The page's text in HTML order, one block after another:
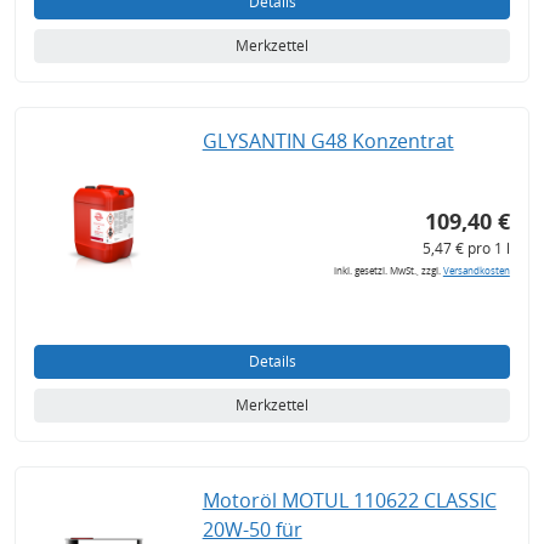
Merkzettel
GLYSANTIN G48 Konzentrat
109,40 €
5,47 € pro 1 l
inkl. gesetzl. MwSt., zzgl. Versandkosten
Details
Merkzettel
Motoröl MOTUL 110622 CLASSIC
20W-50 für